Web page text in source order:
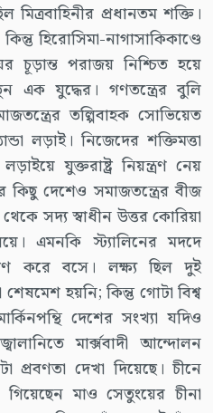
মিত্রবাহিনীর প্রধানতম শক্তি।
হিরোসিমা-নাগাসাকিকাণ্ডে
চূড়ান্ত পরাজয় নিশ্চিত হয়ে
যুদ্ধের। গণতন্ত্রের বুলি
তল্পিবাহক সোভিয়েত
লড়াই। নিজেদের শক্তিমত্তা
যুক্তরাষ্ট্র নিয়ন্ত্রণ নেয়
কিছু দেশেও সমাজতন্ত্রের বীজ
সদ্য স্বাধীন উত্তর কোরিয়া
এমনকি স্ট্যালিনের মদদে
করে বসে। লক্ষ্য ছিল দুই
হয়নি; কিন্তু গোটা বিশ্ব
দেশের সংখ্যা যদিও
মার্ক্সবাদী আন্দোলন
প্রবণতা দেখা দিয়েছে। চীনে
মাও সেতুংয়ের চীনা